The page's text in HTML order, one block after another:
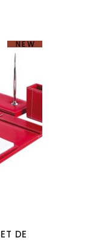
NEW
DE